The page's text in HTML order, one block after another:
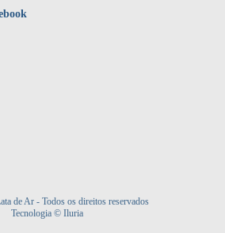
de Ar - Todos os direitos reservados
Tecnologia © Iluria